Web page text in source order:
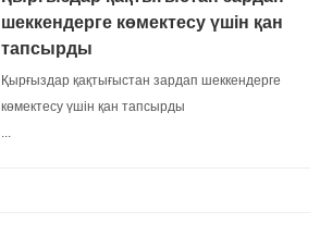
шеккендерге көмектесу үшін қан
тапсырды
Қырғыздар қақтығыстан зардап шеккендерге
көмектесу үшін қан тапсырды
...